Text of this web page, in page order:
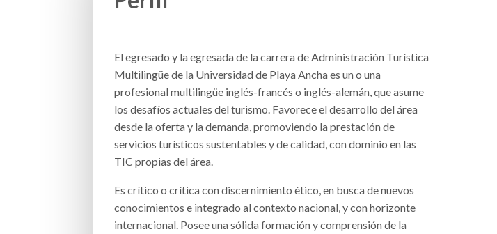
El egresado y la egresada de la carrera de Administración Turística
Multilingüe de la Universidad de Playa Ancha es un o una
profesional multilingüe inglés-francés o inglés-alemán, que asume
los desafíos actuales del turismo. Favorece el desarrollo del área
desde la oferta y la demanda, promoviendo la prestación de
servicios turísticos sustentables y de calidad, con dominio en las
TIC propias del área.
Es crítico o crítica con discernimiento ético, en busca de nuevos
conocimientos e integrado al contexto nacional, y con horizonte
internacional. Posee una sólida formación y comprensión de la